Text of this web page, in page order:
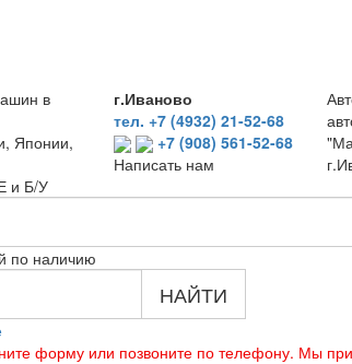
в
Японии,
и Б/У
г.Иваново
тел. +7 (4932) 21-52-68
+7 (908) 561-52-68
Написать нам
по наличию
НАЙТИ
форму или позвоните по телефону. Мы